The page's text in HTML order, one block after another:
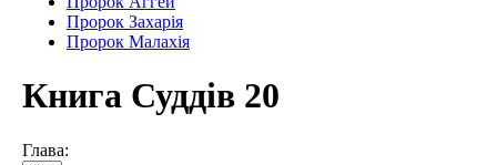
Пророк Захарія
Пророк Малахія
Книга Суддів 20
Глава: